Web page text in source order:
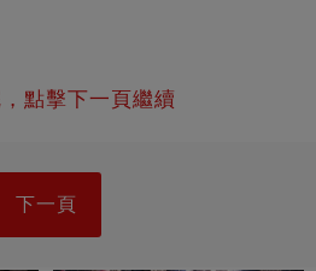
點擊下一頁繼續
下一頁